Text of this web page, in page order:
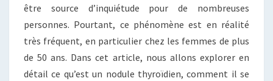
être source d’inquiétude pour de nombreuses
personnes. Pourtant, ce phénomène est en réalité
très fréquent, en particulier chez les femmes de plus
de 50 ans. Dans cet article, nous allons explorer en
détail ce qu’est un nodule thyroïdien, comment il se